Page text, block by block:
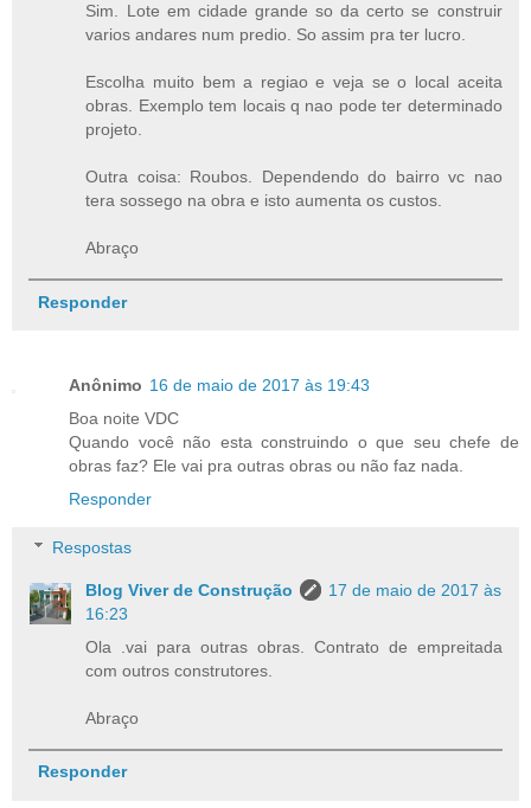
Sim. Lote em cidade grande so da certo se construir
varios andares num predio. So assim pra ter lucro.
Escolha muito bem a regiao e veja se o local aceita
obras. Exemplo tem locais q nao pode ter determinado
projeto.
Outra coisa: Roubos. Dependendo do bairro vc nao
tera sossego na obra e isto aumenta os custos.
Abraço
Responder
Anônimo 16 de maio de 2017 às 19:43
Boa noite VDC
Quando você não esta construindo o que seu chefe de
obras faz? Ele vai pra outras obras ou não faz nada.
Responder
Respostas
Blog Viver de Construção
17 de maio de 2017 às
16:23
Ola .vai para outras obras. Contrato de empreitada
com outros construtores.
Abraço
Responder